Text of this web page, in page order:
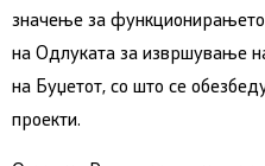
значење за функционирањето
на Одлуката за извршување
на Буџетот, со што се
проекти.